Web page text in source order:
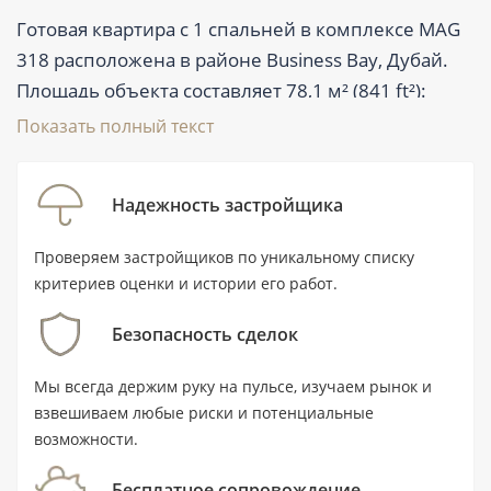
Готовая квартира с 1 спальней в комплексе MAG
318 расположена в районе Business Bay, Дубай.
Площадь объекта составляет 78,1 м² (841 ft²):
предусмотрены 2 ванные комнаты, балкон и
находится на вторичном рынке и подходит для
покупки как для собственного проживания, так и
города. Цена — от 1 494 753 AED.
Ключевые характеристики
Тип:квартира с 1 спальней и 2
ванными комнатами.
Показать полный текст
Надежность застройщика
Проверяем застройщиков по уникальному списку
критериев оценки и истории его работ.
Безопасность сделок
Мы всегда держим руку на пульсе, изучаем рынок и
взвешиваем любые риски и потенциальные
возможности.